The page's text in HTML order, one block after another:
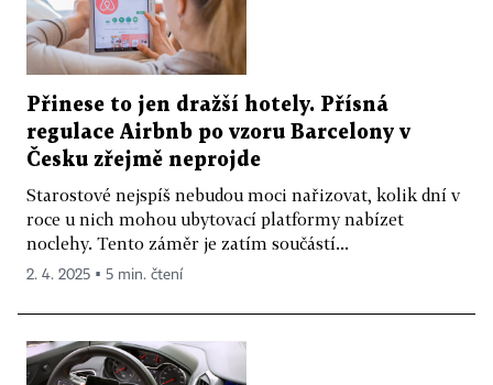
Přinese to jen dražší hotely. Přísná
regulace Airbnb po vzoru Barcelony v
Česku zřejmě neprojde
Starostové nejspíš nebudou moci nařizovat, kolik dní v
roce u nich mohou ubytovací platformy nabízet
noclehy. Tento záměr je zatím součástí...
2. 4. 2025 ▪ 5 min. čtení